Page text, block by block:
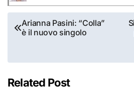
Navigazione
articoli
Arianna Pasini: “Colla”
è il nuovo singolo
Related Post